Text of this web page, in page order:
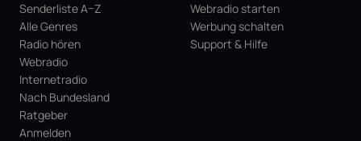
Senderliste A–Z
Alle Genres
Radio hören
Webradio
Internetradio
Nach Bundesland
Ratgeber
Anmelden
Webradio starten
Werbung schalten
Support & Hilfe